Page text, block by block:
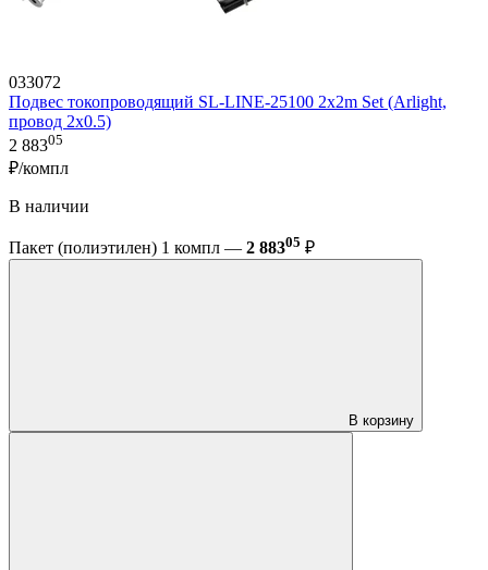
033072
Подвес токопроводящий SL-LINE-25100 2x2m Set (Arlight,
провод 2x0.5)
2 88305
₽/компл
В наличии
Пакет (полиэтилен) 1 компл — 2 88305 ₽
В корзину